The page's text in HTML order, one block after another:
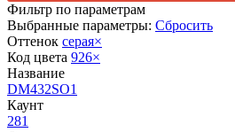
Фильтр по параметрам
Выбранные параметры: Сбросить
Оттенок серая×
Код цвета 926×
Название
DM432SO1
Каунт
281